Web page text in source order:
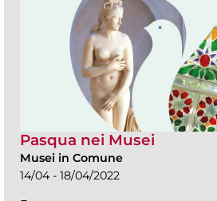
Pasqua nei Musei
Musei in Comune
14/04 - 18/04/2022